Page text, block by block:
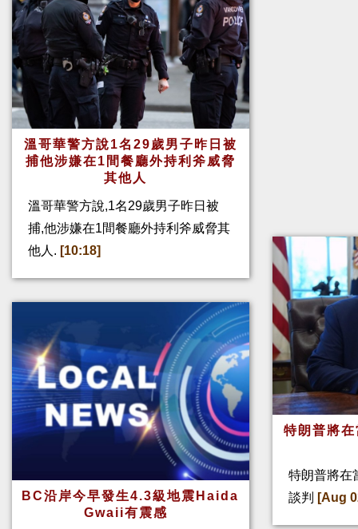
溫哥華警方說1名29歲男子昨日被
捕他涉嫌在1間餐廳外持利斧威脅
其他人
溫哥華警方說,1名29歲男子昨日被
捕,他涉嫌在1間餐廳外持利斧威脅其
他人. [10:18]
BC沿岸今早發生4.3級地震Haida
Gwaii有震感
特朗普將
特朗普將在
談判
[Aug